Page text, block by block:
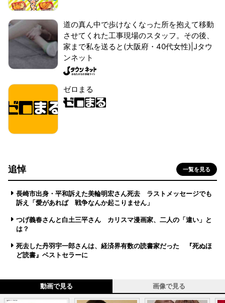
道の真ん中で歩けなくなった所を抱えて移動
させてくれた工事現場のスタッフ。その後、
家まで私を送ると(大阪府・40代女性)|Jタウ
ンネット
ゼロまる
追悼 一覧を見る
長崎市出身・平和訴えた美輪明宏さん死去 ラストメッセージでも
訴え「愛があれば 戦争なんか起こりません」
つげ義春さんと白土三平さん カリスマ漫画家、二人の「違い」と
は？
死去した丹羽宇一郎さんは、経済界有数の読書家だった 『死ぬほ
ど読書』ベストセラーに
動画で見る 画像で見る